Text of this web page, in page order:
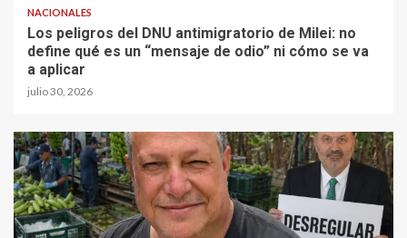
NACIONALES
Los peligros del DNU antimigratorio de Milei: no
define qué es un “mensaje de odio” ni cómo se va
a aplicar
julio 30, 2026